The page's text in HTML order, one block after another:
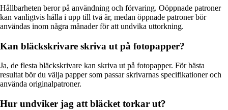
Hållbarheten beror på användning och förvaring. Oöppnade patroner
kan vanligtvis hålla i upp till två år, medan öppnade patroner bör
användas inom några månader för att undvika uttorkning.
Kan bläckskrivare skriva ut på fotopapper?
Ja, de flesta bläckskrivare kan skriva ut på fotopapper. För bästa
resultat bör du välja papper som passar skrivarnas specifikationer och
använda originalpatroner.
Hur undviker jag att bläcket torkar ut?